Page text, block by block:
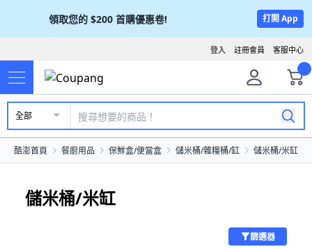
領取您的 $200 首購優惠卷! 打開 App
客服中心
註冊會員
登入
全部
酷澎首頁 餐廚用品 保鮮盒/便當盒 儲米桶/雜糧桶/缸 儲米桶/米缸
儲米桶/米缸
篩選器